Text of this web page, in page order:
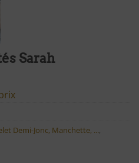
Sarah
Demi-Jonc, Manchette, ...,